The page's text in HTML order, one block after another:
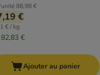
88,98 €
€
€ / kg
82,83 €
Ajouter au panier